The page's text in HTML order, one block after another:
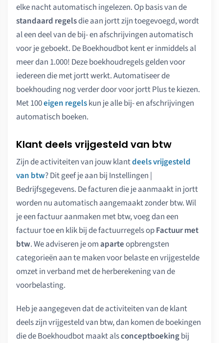
elke nacht automatisch ingelezen. Op basis van de
standaard regelsdie aan jortt zijn toegevoegd, wordt
al een deel van de bij- en afschrijvingen automatisch
voor je geboekt. De Boekhoudbot kent er inmiddels al
meer dan 1.000! Deze boekhoudregels gelden voor
iedereen die met jortt werkt. Automatiseer de
boekhouding nog verder door voor jortt Plus te kiezen.
Met 100eigen regelskun je alle bij- en afschrijvingen
automatisch boeken.
Klant deels vrijgesteld van btw
Zijn de activiteiten van jouw klantdeels vrijgesteld
van btw? Dit geef je aan bij Instellingen |
Bedrijfsgegevens. De facturen die je aanmaakt in jortt
worden nu automatisch aangemaakt zonder btw. Wil
je een factuur aanmaken met btw, voeg dan een
factuur toe en klik bij de factuurregels opFactuur met
btw. We adviseren je omaparteopbrengsten
categorieën aan te maken voor belaste en vrijgestelde
omzet in verband met de herberekening van de
voorbelasting.
Heb je aangegeven dat de activiteiten van de klant
deels zijn vrijgesteld van btw, dan komen de boekingen
die de Boekhoudbot maakt alsconceptboekingbij